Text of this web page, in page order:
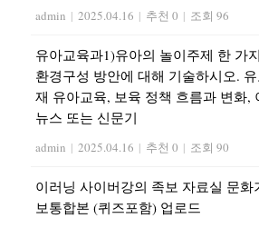
admin | 2025.04.16 | 추천 0 | 조회 96
유아교육과1)유아의 놀이주제 한 가
환경구성 방안에 대해 기술하시오.
재 유아교육, 보육 정책 흐름과 변화,
뉴스 또는 신문기
admin | 2025.04.16 | 추천 0 | 조회 90
이러닝 사이버강의 족보 자료실 문화
보통합본 (퀴즈포함) 업로드